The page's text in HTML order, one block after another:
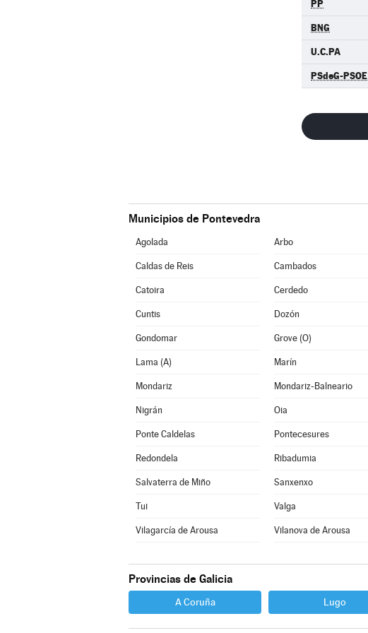
PP
BNG
U.C.PA
PSdeG-PSOE
Municipios de Pontevedra
Agolada Arbo
Caldas de Reis Cambados
Catoira Cerdedo
Cuntis Dozón
Gondomar Grove (O)
Lama (A) Marín
Mondariz Mondariz-Balneario
Nigrán Oia
Ponte Caldelas Pontecesures
Redondela Ribadumia
Salvaterra de Miño Sanxenxo
Tui Valga
Vilagarcía de Arousa Vilanova de Arousa
Provincias de Galicia
A Coruña Lugo